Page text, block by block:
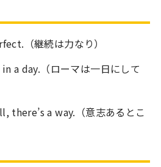
（継続は力なり）
a day.（ローマは一日にして
there’s a way.（意志あるとこ